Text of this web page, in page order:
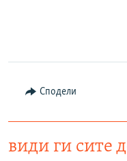
Сподели
види ги сите